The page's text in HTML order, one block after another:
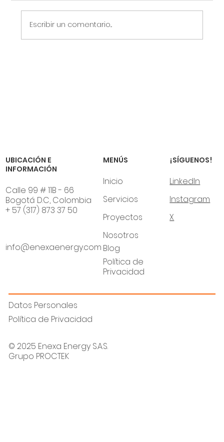
Escribir un comentario...
UBICACIÓN E
INFORMACIÓN
Calle 99 # 11B - 66
Bogotá D.C, Colombia
+ 57 (317) 873 37 50
info@enexaenergy.com
MENÚS
Inicio
Servicios
Proyectos
Nosotros
Blog
Política de
Privacidad
¡SÍGUENOS!
LinkedIn
Instagram
X
Datos Personales
Política de Privacidad
© 2025 Enexa Energy S.A.S.
Grupo PROCTEK